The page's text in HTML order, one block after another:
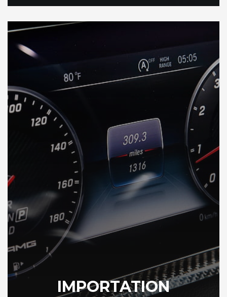
DÉCOUVREZ VOTRE INSPECTION AUTO en Australie
IMPORTATION